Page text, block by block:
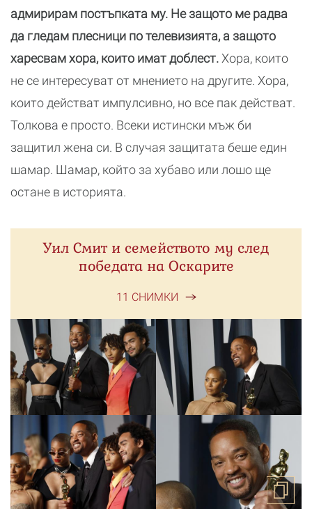
адмирирам постъпката му. Не защото ме радва
да гледам плесници по телевизията, а защото
харесвам хора, които имат доблест. Хора, които
не се интересуват от мнението на другите. Хора,
които действат импулсивно, но все пак действат.
Толкова е просто. Всеки истински мъж би
защитил жена си. В случая защитата беше един
шамар. Шамар, който за хубаво или лошо ще
остане в историята.
Уил Смит и семейството му след
победата на Оскарите
11 СНИМКИ